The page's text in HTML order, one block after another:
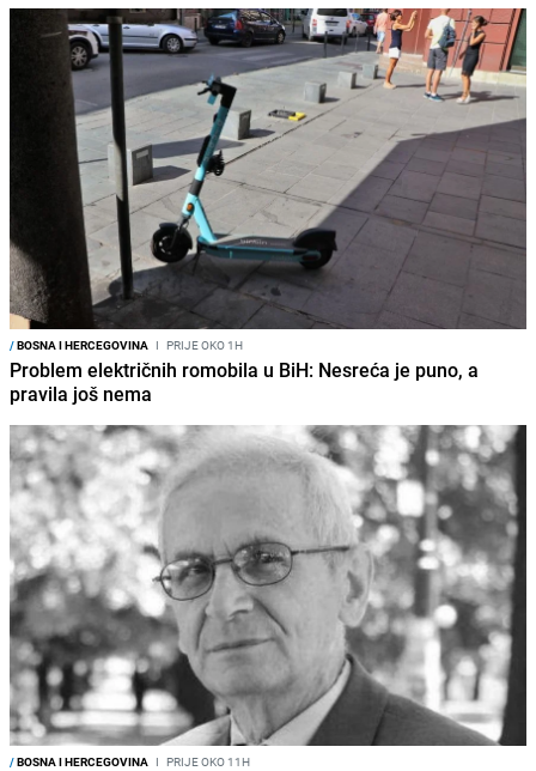
/BOSNA I HERCEGOVINA I PRIJE OKO 1H
Problem električnih romobila u BiH: Nesreća je puno, a
pravila još nema
/BOSNA I HERCEGOVINA I PRIJE OKO 11H